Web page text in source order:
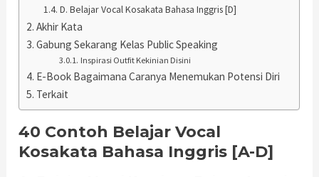
D. Belajar Vocal Kosakata Bahasa Inggris [D]
Akhir Kata
Gabung Sekarang Kelas Public Speaking
Inspirasi Outfit Kekinian Disini
E-Book Bagaimana Caranya Menemukan Potensi Diri
Terkait
40 Contoh Belajar Vocal
Kosakata Bahasa Inggris [A-D]